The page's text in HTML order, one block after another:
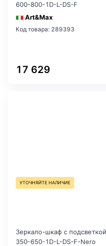
600-800-1D-L-DS-F
Art&Max
Код товара: 289393
17 629
УТОЧНЯЙТЕ НАЛИЧИЕ
Зеркало-шкаф с
350-650-1D-L-DS-F-Nero